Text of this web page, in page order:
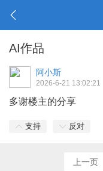
AI作品
阿小斯
2026-6-21 13:02:21
多谢楼主的分享
支持 反对
上一页